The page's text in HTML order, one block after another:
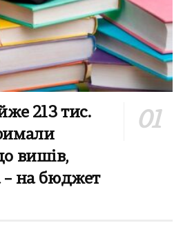
213 тис.
вишів,
– на бюджет